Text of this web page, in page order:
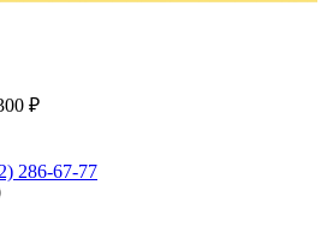
₽
286-67-77